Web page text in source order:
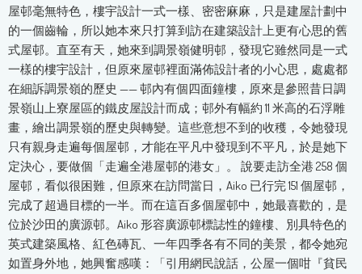
屋邨毫無特色，樓宇設計一式一樣、密密麻麻，只是建屋計劃中
的一個齒輪，所以她本來只打算到訪在建築設計上更有心思的舊
式屋邨。直至有天，她來到調景嶺健明邨，發現它雖然同是一式
一樣的樓宇設計，但原來屋邨裡面滿佈設計者的小心思，處處都
在細訴調景嶺的歷史 —— 邨內有個四面鐘樓，原來是參照昔日調
景嶺山上寮屋區的鐵皮屋設計而成；邨外有幅約 11 米高的石浮雕
畫，繪出調景嶺的歷史與轉變。這些意想不到的收穫，令她發現
只有親身走遍每個屋邨，才能在平凡中發現到不平凡，於是她下
定決心，要做個「走遍全港屋邨的港女」。 說要走訪全港 258 個
屋邨，看似很困難，但原來在訪問當日，Aiko 已行完 151 個屋邨，
完成了超過目標的一半。而在這百多個屋邨中，她最喜歡的，是
位於沙田的廣源邨。Aiko 形容廣源邨標誌性的鐘樓、別具特色的
英式建築風格、紅色磚瓦、一年四季各有不同的美景，都令她宛
如置身外地，她興奮感嘆：「引用網民說話，公屋一個咁『貧民